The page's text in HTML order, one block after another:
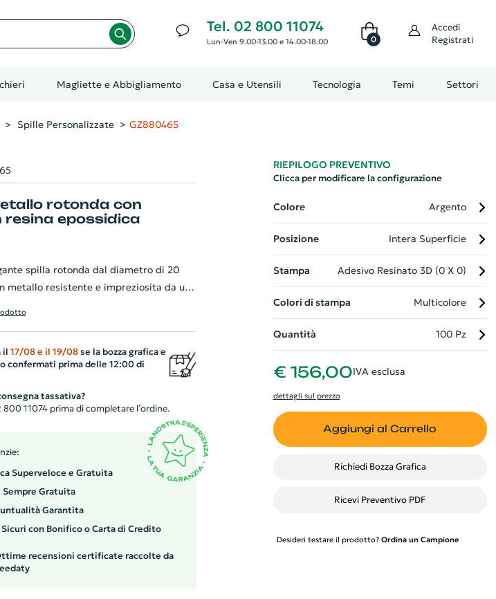
Tel. 02 800 11074
Lun-Ven 9.00-13.00 e 14.00-18.00 0
Accedi
Registrati
Magliette e Abbigliamento Casa e Utensili Tecnologia Temi Settori
Spille Personalizzate GZ880465
rotonda con
resina epossidica
spilla rotonda dal diametro di 20
metallo resistente e impreziosita da una
di personalizzarla a tuo
si confeziona in quantità minime di
questo articolo perfetto come regalo
parte dell'abbigliamento del
Aggiungi un tocco di eleganza e
tua azienda con queste distintive
il 17/08 e il 19/08se la bozza grafica e
confermati prima delle 12:00 di
tassativa?
11074 prima di completare l’ordine.
Superveloce e Gratuita
Sempre Gratuita
Garantita
con Bonifico o Carta di Credito
recensioni certificate raccolte da
RIEPILOGO PREVENTIVO
Clicca per modificare la configurazione
Colore Argento
Posizione Intera Superficie
Stampa Adesivo Resinato 3D (0 X 0)
Colori di stampa Multicolore
Quantità 100 Pz
€ 156,00IVA esclusa
dettagli sul prezzo
Aggiungi al Carrello
Richiedi Bozza Grafica
Ricevi Preventivo PDF
Desideri testare il prodotto? Ordina un Campione